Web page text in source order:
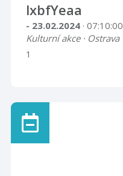
lxbfYeaa
- 23.02.2024 · 07:10:00
Kulturní akce · Ostrava
1